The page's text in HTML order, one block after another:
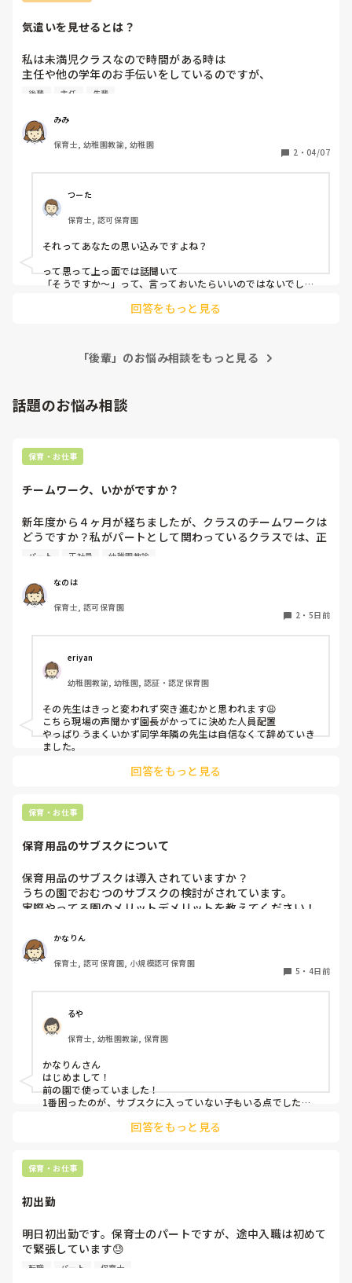
ごめんね。電波が悪かったのかと思っていたら、
あの時私が電話に気づかなかったのかもしれない。
と謝った後の反省会でそう発言されました。
スもあって、私が持っている電話が鳴ったら大変なので
音を切ってバイブにしていたつもりでした。
主幹の先生も、寒いから部屋に入って見たらーって言ってく
いたので凍えていました。
ちなみに一階は時間通りには進んでいました。
園長、主幹は大幅に遅れることもなく、保護者の方もルール
を守ってくれたからそのことに関して言うことはなかったで
電話を持っている人が同じ人の方がいいなーとなり、私に門
番が固定されていたのですが、寒いから空いている職員で交
代して、と言われていましたが優しい後輩しか出てきてくれ
なかったです。
そのことを発言した後輩は
前々から違います！と先輩である私にも否定したり、言い方
には少し引っかかることがありましたがはっきりしている性
格？で良くも悪くも仕事への熱意がある人なのかなって思っ
ています。先輩にこんなこと言いづらいとか思っていたら仕
言われ、寒い中門番したのに少しだけショックでした。私は
園の方針にもよりますし、学年の先生の感じにもよりますよ
その学年の主任になり、下の先生たちがどのようなメンバーか
うかなあと思います。
気遣いを見せるとは？
私は未満児クラスなので時間がある時は
主任や他の学年のお手伝いをしているのですが、
主任とかの手伝いをコソコソしてるけど
後輩たちに見えるように（こういう気遣いをすればいいとい
うことを後輩たちがわかるように）
堂々としなさいと言われました。
園長の言っている事もわかるのですが、
「助かったな」という気持ちになり、
そんなアピールしながらやりたくないし、
そのアピールによって後輩たちが気まづい思いや
嫌な気持ちになって欲しくないです。
どうしたらいいのでしょうか？
後輩 主任 先輩
みみ
保育士, 幼稚園教諭, 幼稚園
2 ・ 04/07
つーた
保育士, 認可保育園
それってあなたの思い込みですよね？
って思って上っ面では話聞いて
「そうですか〜」って、言っておいたらいいのではないでしょ
"そうですね"とは、言わないで。
時間がある時にしていらっしゃることですから別にコソコソは
ますから見てくださいね！」ってアピールするようにやること
ではないですからね。
「は？」
の一言で終わりになります笑
見ている後輩は、学びますから☆
そのままで大丈夫です🙆
回答をもっと見る
「後輩」のお悩み相談をもっと見る
話題のお悩み相談
保育・お仕事
チームワーク、いかがですか？
新年度から４ヶ月が経ちましたが、クラスのチームワークは
どうですか？私がパートとして関わっているクラスでは、正
社員の連携が取れておらずギクシャクしています。ボス的な
という形です。もう少しチーム保育が出来たら肩の力が抜け
て楽なんじゃないかなぁと思います。
パート 正社員 幼稚園教諭
なのは
保育士, 認可保育園
2 ・ 5日前
eriyan
幼稚園教諭, 幼稚園, 認証・認定保育園
その先生はきっと変われず突き進むかと思われます😩
こちら現場の声聞かず園長がかってに決めた人員配置
やっぱりうまくいかず同学年隣の先生は自信なくて辞めていき
ました。
回答をもっと見る
保育・お仕事
保育用品のサブスクについて
保育用品のサブスクは導入されていますか？
うちの園でおむつのサブスクの検討がされています。
実際やってる園のメリットデメリットを教えてください！
かなりん
保育士, 認可保育園, 小規模認可保育園
5 ・ 4日前
るや
保育士, 幼稚園教諭, 保育園
かなりんさん
はじめまして！
前の園で使っていました！
1番困ったのが、サブスクに入っていない子もいる点でした。
るので)この子はサブスク、この子はロッカーから持ってく
回答をもっと見る
保育・お仕事
初出勤
明日初出勤です。保育士のパートですが、途中入職は初めて
で緊張しています😓
子どもの前で自己紹介とかあったりするんでしょうか？？ど
転職 パート 保育士